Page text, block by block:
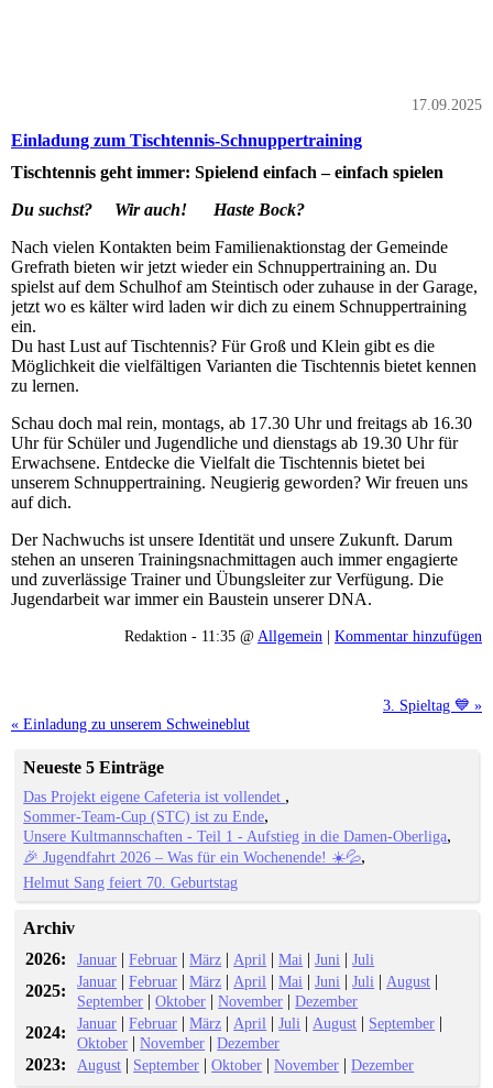
17.09.2025
Einladung zum Tischtennis-Schnuppertraining
Tischtennis geht immer: Spielend einfach – einfach spielen
Du suchst? Wir auch! Haste Bock?
Nach vielen Kontakten beim Familienaktionstag der Gemeinde
Grefrath bieten wir jetzt wieder ein Schnuppertraining an. Du
spielst auf dem Schulhof am Steintisch oder zuhause in der Garage,
jetzt wo es kälter wird laden wir dich zu einem Schnuppertraining
ein.
Du hast Lust auf Tischtennis? Für Groß und Klein gibt es die
Möglichkeit die vielfältigen Varianten die Tischtennis bietet kennen
zu lernen.
Schau doch mal rein, montags, ab 17.30 Uhr und freitags ab 16.30
Uhr für Schüler und Jugendliche und dienstags ab 19.30 Uhr für
Erwachsene. Entdecke die Vielfalt die Tischtennis bietet bei
unserem Schnuppertraining. Neugierig geworden? Wir freuen uns
auf dich.
Der Nachwuchs ist unsere Identität und unsere Zukunft. Darum
stehen an unseren Trainingsnachmittagen auch immer engagierte
und zuverlässige Trainer und Übungsleiter zur Verfügung. Die
Jugendarbeit war immer ein Baustein unserer DNA.
Redaktion - 11:35 @ Allgemein | Kommentar hinzufügen
3. Spieltag 💙 »
« Einladung zu unserem Schweineblut
Neueste 5 Einträge
Das Projekt eigene Cafeteria ist vollendet
Sommer-Team-Cup (STC) ist zu Ende
Unsere Kultmannschaften - Teil 1 - Aufstieg in die Damen-Oberliga
🎉 Jugendfahrt 2026 – Was für ein Wochenende! ☀️💦
Helmut Sang feiert 70. Geburtstag
Archiv
2026:
Januar |Februar |März | April |Mai |Juni |Juli
2025: Januar |Februar |März | April |Mai |Juni |Juli | August |
September |Oktober |November |Dezember
2024: Januar |Februar |März | April |Juli | August | September |
Oktober |November |Dezember
2023: August | September |Oktober |November |Dezember